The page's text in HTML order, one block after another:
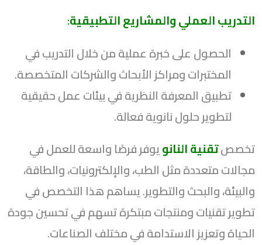
التدريب العملي والمشاريع التطبيقية:
الحصول على خبرة عملية من خلال التدريب في
المختبرات ومراكز الأبحاث والشركات المتخصصة.
تطبيق المعرفة النظرية في بيئات عمل حقيقية
لتطوير حلول نانوية فعالة.
تخصصتقنية النانويوفر فرصًا واسعة للعمل في
مجالات متعددة مثل الطب، والإلكترونيات، والطاقة،
والبيئة، والبحث والتطوير. يساهم هذا التخصص في
تطوير تقنيات ومنتجات مبتكرة تسهم في تحسين جودة
الحياة وتعزيز الاستدامة في مختلف الصناعات.